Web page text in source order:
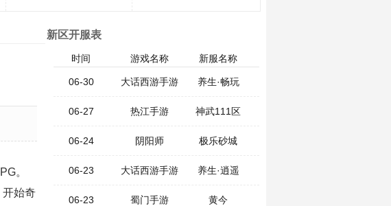
。
开始奇
新区开服表
时间 游戏名称 新服名称
06-30 大话西游手游 养生·畅玩
06-27 热江手游 神武111区
06-24 阴阳师 极乐砂城
06-23 大话西游手游 养生·逍遥
06-23 蜀门手游 黄今